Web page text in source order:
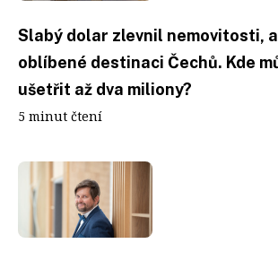
Slabý dolar zlevnil nemovitosti,
oblíbené destinaci Čechů. Kde
ušetřit až dva miliony?
5 minut čtení